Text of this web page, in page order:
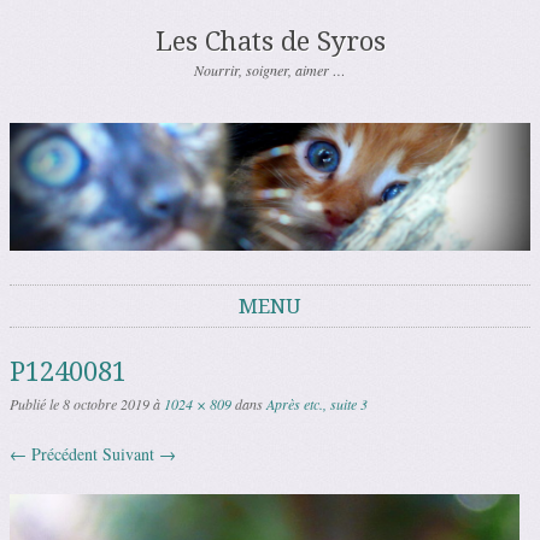
Les Chats de Syros
Nourrir, soigner, aimer …
MENU
P1240081
Publié le8 octobre 2019à 1024 × 809dansAprès etc., suite 3
← Précédent Suivant →